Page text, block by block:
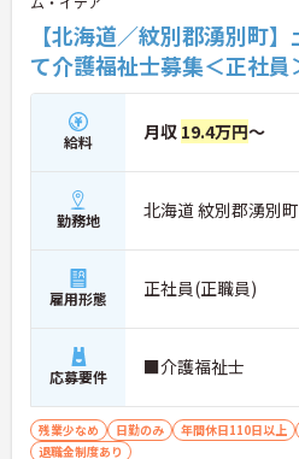
【北海道／紋別郡湧別町
て介護福祉士募集＜正社員
給料 月収 19.4万円～
勤務地 北海道 紋別郡湧別
雇用形態 正社員(正職員)
応募要件 ■介護福祉士
残業少なめ 日勤のみ 年間休日110日以上
退職金制度あり